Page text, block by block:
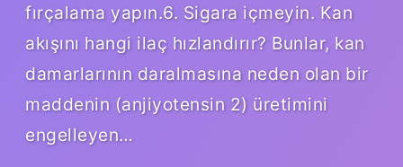
fırçalama yapın.6. Sigara içmeyin. Kan
akışını hangi ilaç hızlandırır? Bunlar, kan
damarlarının daralmasına neden olan bir
maddenin (anjiyotensin 2) üretimini
engelleyen…